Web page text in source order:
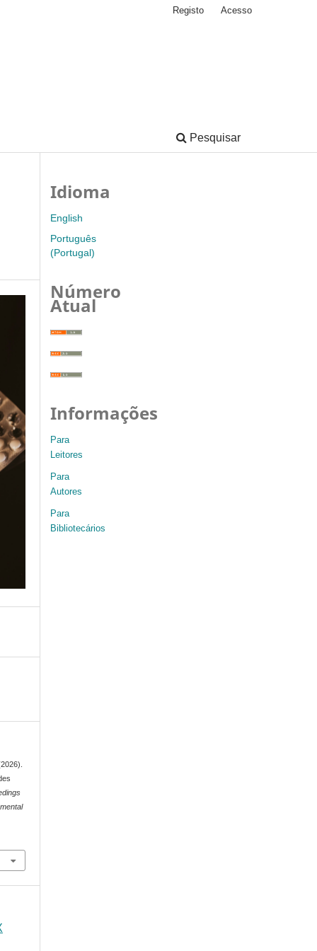
Pesquisar
Registo Acesso
Idioma
English
Português
(Portugal)
Número
Atual
Informações
Para
Leitores
Para
Autores
Para
Bibliotecários